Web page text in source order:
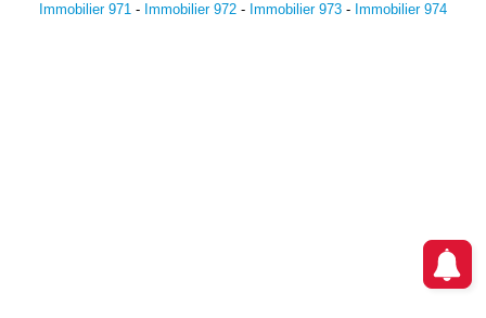
Immobilier 971 - Immobilier 972 - Immobilier 973 - Immobilier 974